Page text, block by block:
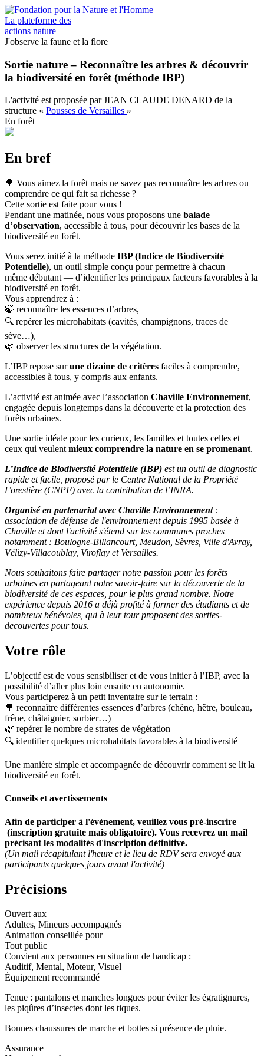
Aller
au
contenu
principal
La plateforme des
actions nature
J'observe la faune et la flore
Sortie nature – Reconnaître les arbres & découvrir
la biodiversité en forêt (méthode IBP)
L'activité est proposée parJEAN CLAUDE DENARD de la
structure « Pousses de Versailles »
En forêt
En bref
🌳 Vous aimez la forêt mais ne savez pas reconnaître les arbres ou
comprendre ce qui fait sa richesse ?
Cette sortie est faite pour vous !
Pendant une matinée, nous vous proposons une balade
d’observation, accessible à tous, pour découvrir les bases de la
biodiversité en forêt.
Vous serez initié à la méthode IBP (Indice de Biodiversité
Potentielle), un outil simple conçu pour permettre à chacun —
même débutant — d’identifier les principaux facteurs favorables à la
biodiversité en forêt.
Vous apprendrez à :
🍃 reconnaître les essences d’arbres,
🔍 repérer les microhabitats (cavités, champignons, traces de
sève…),
🌿 observer les structures de la végétation.
L’IBP repose surune dizaine de critères faciles à comprendre,
accessibles à tous, y compris aux enfants.
L’activité est animée avec l’association Chaville Environnement,
engagée depuis longtemps dans la découverte et la protection des
forêts urbaines.
Une sortie idéale pour les curieux, les familles et toutes celles et
ceux qui veulent mieux comprendre la nature en se promenant.
L’Indice de Biodiversité Potentielle (IBP) est un outil de diagnostic
rapide et facile, proposé par le Centre National de la Propriété
Forestière (CNPF) avec la contribution de l’INRA.
Organisé en partenariat avec Chaville Environnement:
association de défense de l'environnement depuis 1995 basée à
Chaville et dont l'activité s'étend sur les communes proches
notamment : Boulogne-Billancourt, Meudon, Sèvres, Ville d'Avray,
Vélizy-Villacoublay, Viroflay et Versailles.
Nous souhaitons faire partager notre passion pour les forêts
urbaines en partageant notre savoir-faire sur la découverte de la
biodiversité de ces espaces, pour le plus grand nombre. Notre
expérience depuis 2016 a déjà profité à former des étudiants et de
nombreux bénévoles, qui à leur tour proposent des sorties-
decouvertes pour tous.
Votre rôle
L’objectif est de vous sensibiliser et de vous initier à l’IBP, avec la
possibilité d’aller plus loin ensuite en autonomie.
Vous participerez à un petit inventaire sur le terrain :
🌳 reconnaître différentes essences d’arbres (chêne, hêtre, bouleau,
frêne, châtaignier, sorbier…)
🌿 repérer le nombre de strates de végétation
🔍 identifier quelques microhabitats favorables à la biodiversité
Une manière simple et accompagnée de découvrir comment se lit la
biodiversité en forêt.
Conseils et avertissements
Afin de participer à l'évènement, veuillez vous pré-inscrire
(inscription gratuite mais obligatoire). Vous recevrez un mail
précisant les modalités d'inscription définitive.
(Un mail récapitulant l'heure et le lieu de RDV sera envoyé aux
participants quelques jours avant l'activité)
Précisions
Ouvert aux
Adultes, Mineurs accompagnés
Animation conseillée pour
Tout public
Convient aux personnes en situation de handicap :
Auditif, Mental, Moteur, Visuel
Équipement recommandé
Tenue : pantalons et manches longues pour éviter les égratignures,
les piqûres d’insectes dont les tiques.
Bonnes chaussures de marche et bottes si présence de pluie.
Assurance